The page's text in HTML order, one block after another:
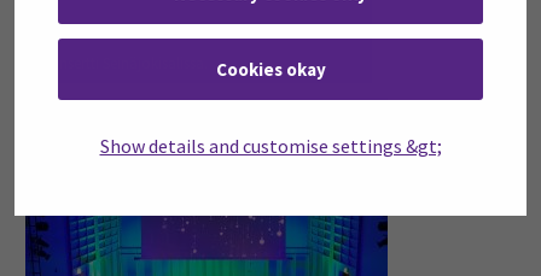
Cookies okay
Show details and customise settings &gt;